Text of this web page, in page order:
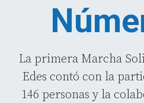
La primera Marcha
Edes contó con la
146 personas y la